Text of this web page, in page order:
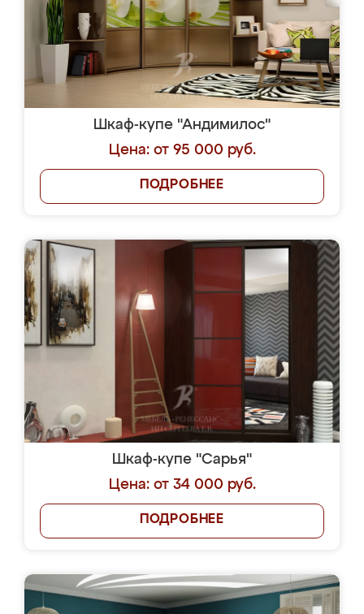
Шкаф-купе "Андимилос"
Цена: от 95 000 руб.
ПОДРОБНЕЕ
Шкаф-купе "Сарья"
Цена: от 34 000 руб.
ПОДРОБНЕЕ